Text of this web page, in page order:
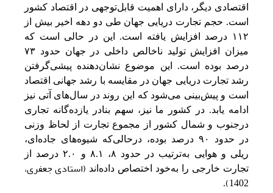
اقتصادی دیگر، دارای اهمیت‌ قابل‌توجهی‌ در اقتصاد کشور
است‌. حجم‌ تجارت دریایی‌ جهان طی‌ دو دهه‌ اخیر بیش‌ از
١١٢ درصد افزایش‌ یافته‌ است‌. این‌ در حالی‌ است‌ که‌
میزان افزایش‌ تولید ناخالص‌ داخلی‌ در جهان حدود ٧٣
درصد بوده است‌. این‌ موضوع نشان‌دهنده پیشی‌‌گرفتن‌
رشد تجارت دریایی‌ جهان در مقایسه‌ با رشد جهانی‌ اقتصاد
است‌ و پیش‌بینی‌ می‌شود که‌ این‌ روند در سال‌های آتی‌ نیز
ادامه‌ یابد. در کشور ما نیز، سهم‌ بنادر یازده‌گانه‌ تجاری
درجنوب و شمال کشور از مجموع تجارت از لحاظ وزنی‌
در حدود ٩٠ درصد بوده، درحالی‌‌که‌ شیوه‌های جاده‌ای،
ریلی‌ و هوایی‌ به‌‌ترتیب‌ در حدود ٨، ٨.١ و ٢.٠ درصد از
تجارت خارجی‌ را به‌‌خود اختصاص داده‌اند (استادی جعفری،
1402)
.